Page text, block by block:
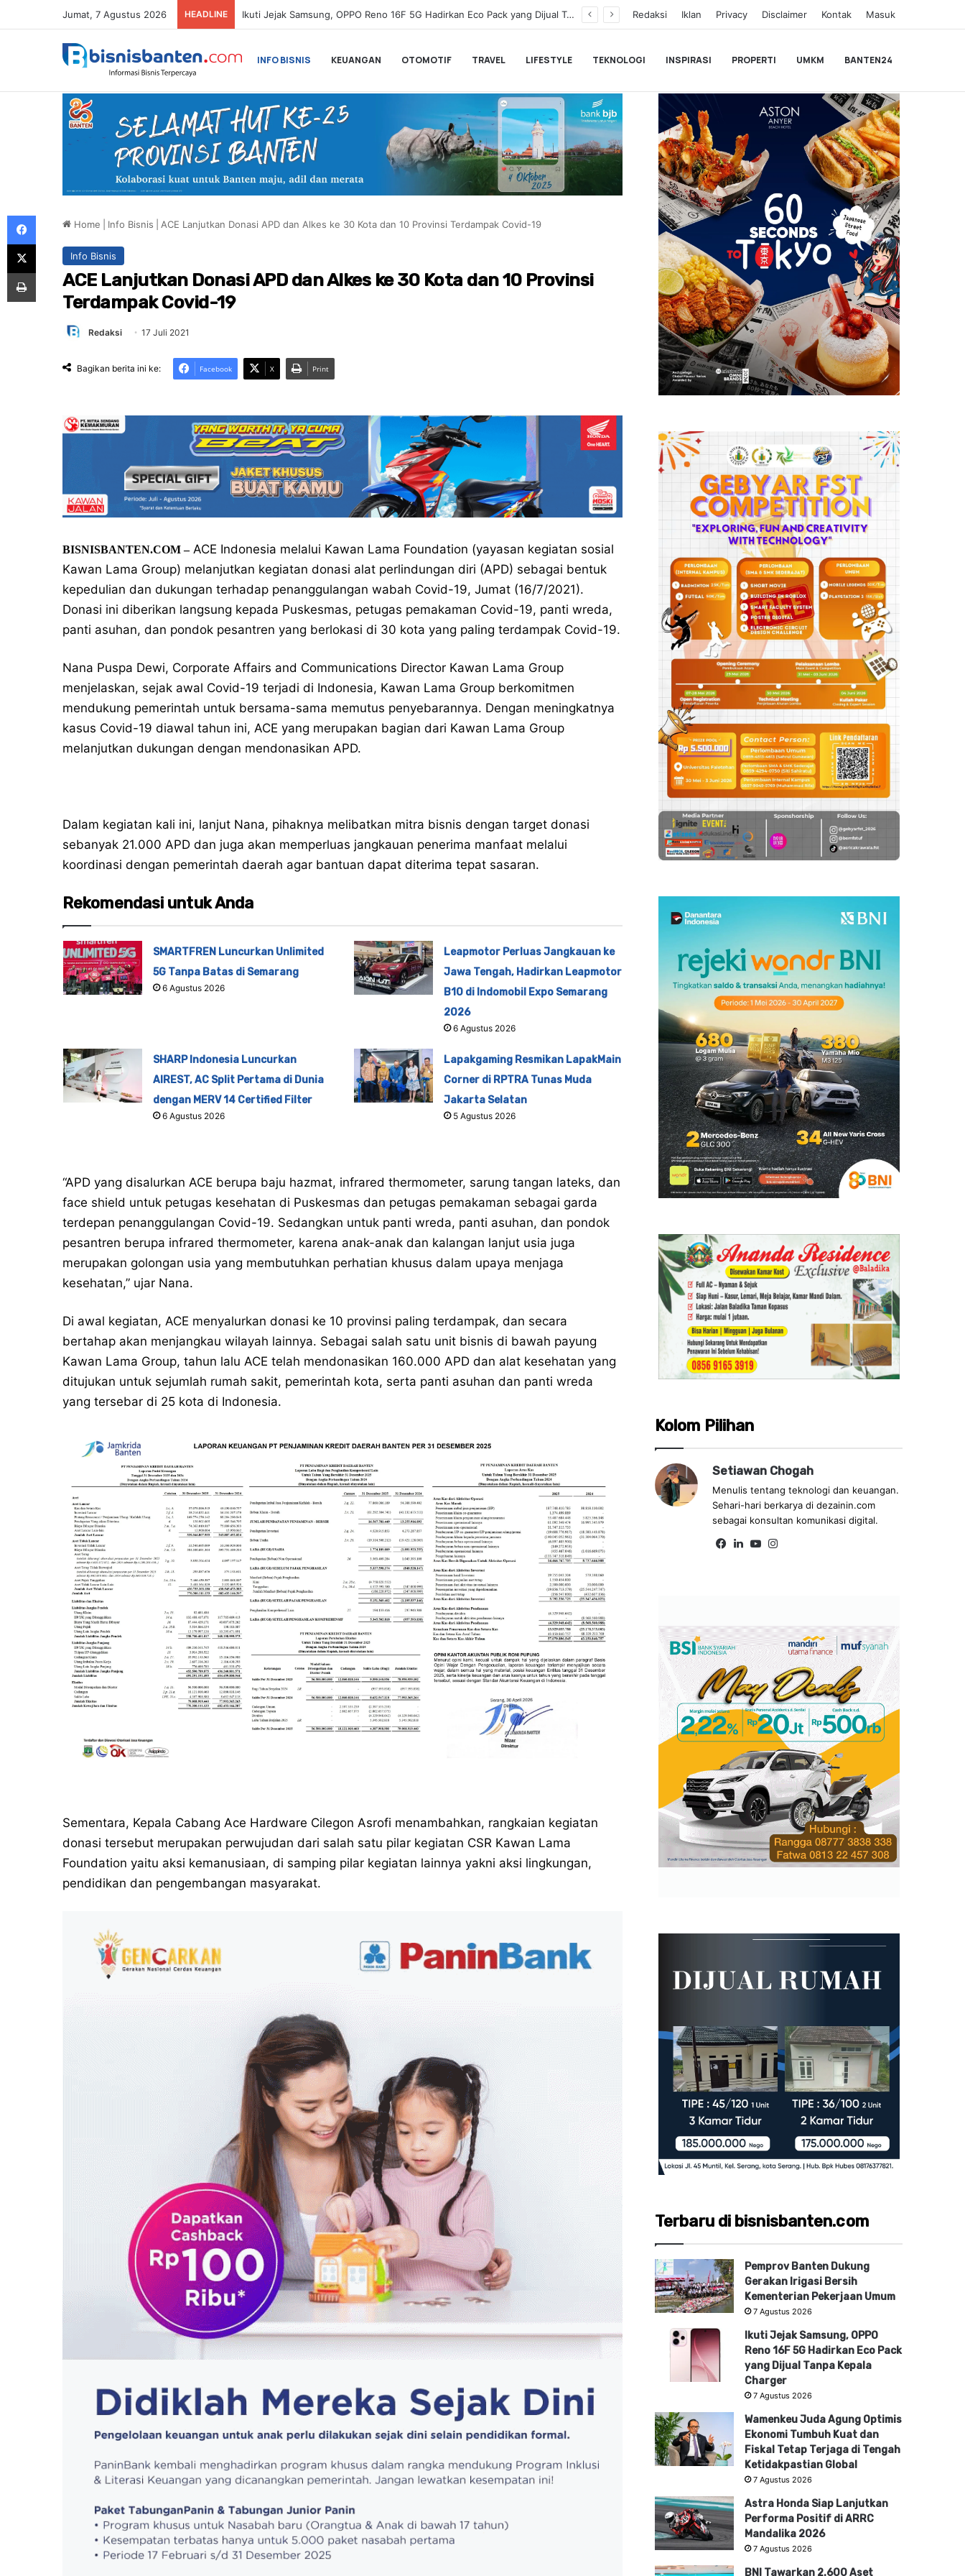
Jumat, 7 Agustus 2026 HEADLINE Wamenkeu Juda Agung Optimis Ekonomi Tumbuh Kuat dan Fiskal Tetap Terjaga di Tengah Ketidakpastian Global Redaksi Iklan Privacy Disclaimer Kontak Masuk
INFO BISNIS KEUANGAN OTOMOTIF TRAVEL LIFESTYLE TEKNOLOGI INSPIRASI PROPERTI UMKM BANTEN24
Home Info Bisnis ACE Lanjutkan Donasi APD dan Alkes ke 30 Kota dan 10 Provinsi Terdampak Covid-19
Info Bisnis
ACE Lanjutkan Donasi APD dan Alkes ke 30 Kota dan 10 Provinsi
Terdampak Covid-19
Redaksi 17 Juli 2021
Bagikan berita ini ke: Facebook X Print
BISNISBANTEN.COM –ACE Indonesia melalui Kawan Lama Foundation (yayasan kegiatan sosial
Kawan Lama Group) melanjutkan kegiatan donasi alat perlindungan diri (APD) sebagai bentuk
kepedulian dan dukungan terhadap penanggulangan wabah Covid-19, Jumat (16/7/2021).
Donasi ini diberikan langsung kepada Puskesmas, petugas pemakaman Covid-19, panti wreda,
panti asuhan, dan pondok pesantren yang berlokasi di 30 kota yang paling terdampak Covid-19.
Nana Puspa Dewi, Corporate Affairs and Communications Director Kawan Lama Group
menjelaskan, sejak awal Covid-19 terjadi di Indonesia, Kawan Lama Group berkomitmen
mendukung pemerintah untuk bersama-sama memutus penyebarannya. Dengan meningkatnya
kasus Covid-19 diawal tahun ini, ACE yang merupakan bagian dari Kawan Lama Group
melanjutkan dukungan dengan mendonasikan APD.
Dalam kegiatan kali ini, lanjut Nana, pihaknya melibatkan mitra bisnis dengan target donasi
sebanyak 21.000 APD dan juga akan memperluas jangkauan penerima manfaat melalui
koordinasi dengan pemerintah daerah agar bantuan dapat diterima tepat sasaran.
Rekomendasi untuk Anda
SMARTFREN Luncurkan Unlimited
5G Tanpa Batas di Semarang
6 Agustus 2026
Leapmotor Perluas Jangkauan ke
Jawa Tengah, Hadirkan Leapmotor
B10 di Indomobil Expo Semarang
2026
6 Agustus 2026
SHARP Indonesia Luncurkan
AIREST, AC Split Pertama di Dunia
dengan MERV 14 Certified Filter
6 Agustus 2026
Lapakgaming Resmikan LapakMain
Corner di RPTRA Tunas Muda
Jakarta Selatan
5 Agustus 2026
“APD yang disalurkan ACE berupa baju hazmat, infrared thermometer, sarung tangan lateks, dan
face shield untuk petugas kesehatan di Puskesmas dan petugas pemakaman sebagai garda
terdepan penanggulangan Covid-19. Sedangkan untuk panti wreda, panti asuhan, dan pondok
pesantren berupa infrared thermometer, karena anak-anak dan kalangan lanjut usia juga
merupakan golongan usia yang membutuhkan perhatian khusus dalam upaya menjaga
kesehatan,” ujar Nana.
Di awal kegiatan, ACE menyalurkan donasi ke 10 provinsi paling terdampak, dan secara
bertahap akan menjangkau wilayah lainnya. Sebagai salah satu unit bisnis di bawah payung
Kawan Lama Group, tahun lalu ACE telah mendonasikan 160.000 APD dan alat kesehatan yang
ditujukan untuk sejumlah rumah sakit, pemerintah kota, serta panti asuhan dan panti wreda
yang tersebar di 25 kota di Indonesia.
Sementara, Kepala Cabang Ace Hardware Cilegon Asrofi menambahkan, rangkaian kegiatan
donasi tersebut merupakan perwujudan dari salah satu pilar kegiatan CSR Kawan Lama
Foundation yaitu aksi kemanusiaan, di samping pilar kegiatan lainnya yakni aksi lingkungan,
pendidikan dan pengembangan masyarakat.
Kolom Pilihan
Setiawan Chogah
Menulis tentang teknologi dan keuangan.
Sehari-hari berkarya di dezainin.com
sebagai konsultan komunikasi digital.
Fa Lin Yo
Terbaru di bisnisbanten.com
Pemprov Banten Dukung
Gerakan Irigasi Bersih
Kementerian Pekerjaan Umum
7 Agustus 2026
Ikuti Jejak Samsung, OPPO
Reno 16F 5G Hadirkan Eco Pack
yang Dijual Tanpa Kepala
Charger
7 Agustus 2026
Wamenkeu Juda Agung Optimis
Ekonomi Tumbuh Kuat dan
Fiskal Tetap Terjaga di Tengah
Ketidakpastian Global
7 Agustus 2026
Astra Honda Siap Lanjutkan
Performa Positif di ARRC
Mandalika 2026
7 Agustus 2026
BNI Tawarkan 2.600 Aset